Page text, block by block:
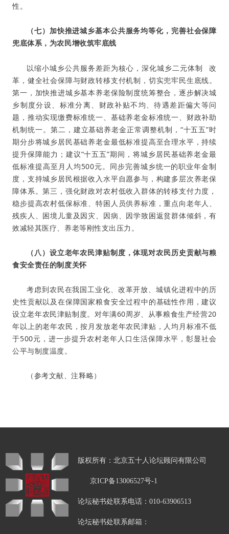
性。
（七）加快推进城乡基本公共服务均等化，完善社会保障
兜底体系，为农民增收筑牢底线
以缩小城乡公共服务差距为核心，深化城乡二元体制
改
革，健全社会保障与财政转移支付机制，切实兜牢民生底线。
第一，加快推进城乡基本养老保险制度统筹整合，逐步解决城
乡制度分设、标准分离、财政补贴不均、待遇差距偏大等问
题，推动实现缴费标准统一、基础养老金标准统一、财政补助
机制统一。第二，建立基础养老金正常调整机制，“十五五”时
期分步将城乡居民基础养老金最低标准提高至合理水平，持续
提升保障能力；建议“十五五”期间，将城乡居民基础养老金最
低标准提高至月人均500元。同步完善城乡统一的职业年金制
度，支持城乡居民根据收入水平自愿参与，构建多层次养老保
障体系。第三，强化财政对农村低收入群体的转移支付力度，
稳步提高农村低保标准、特困人员供养标准，重点向老年人、
残疾人、困境儿童及因灾、因病、因学致困返贫群体倾斜，有
效减轻其医疗、养老等刚性支出压力 。
（八）设立老年农民津贴制度，体现对农民历史贡献与粮
食安全责任的制度关怀
考虑到农民在我国工业化、改革开放、城镇化进程中的历
史性贡献以及在保障国家粮食安全过程中的基础性作用，建议
设立老年农民津贴制度。对年满60周岁、从事粮食生产经营20
年以上的老年农民，按月发放老年农民津贴，人均月标准不低
于500元，进一步提升农村老年人口生活保障水平，彰显社会
公平与制度温度。
（参考文献、注释略）
版权所有：北京五十人论坛顾问有限公司
京ICP备13006527号-1
论坛秘书处联系电话：010-63906513
论坛秘书处联系邮箱：